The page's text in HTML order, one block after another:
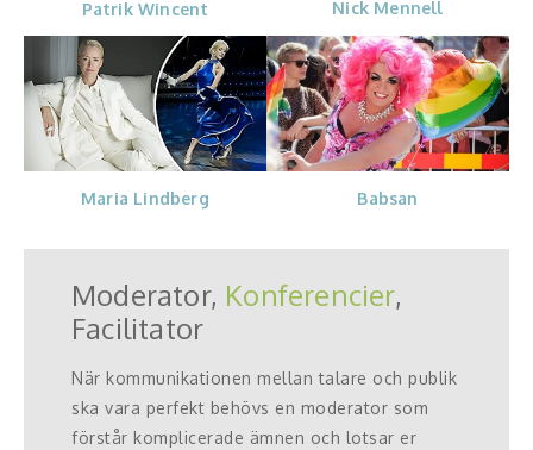
Patrik Wincent Nick Mennell
Maria Lindberg Babsan
Moderator, Konferencier,
Facilitator
När kommunikationen mellan talare och publik
ska vara perfekt behövs en moderator som
förstår komplicerade ämnen och lotsar er